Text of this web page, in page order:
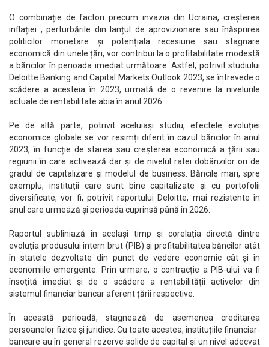
O combinație de factori precum invazia din Ucraina, creșterea
inflației , perturbările din lanțul de aprovizionare sau înăsprirea
politicilor monetare și potențiala recesiune sau stagnare
economică din unele țări, vor contribui la o profitabilitate modestă
a băncilor în perioada imediat următoare. Astfel, potrivit studiului
Deloitte Banking and Capital Markets Outlook 2023, se întrevede o
scădere a acesteia în 2023, urmată de o revenire la nivelurile
actuale de rentabilitate abia în anul 2026.
Pe de altă parte, potrivit aceluiași studiu, efectele evoluției
economice globale se vor resimți diferit în cazul băncilor în anul
2023, în funcție de starea sau creșterea economică a țării sau
regiunii în care activează dar și de nivelul ratei dobânzilor ori de
gradul de capitalizare și modelul de business. Băncile mari, spre
exemplu, instituții care sunt bine capitalizate și cu portofolii
diversificate, vor fi, potrivit raportului Deloitte, mai rezistente în
anul care urmează și perioada cuprinsă până în 2026.
Raportul subliniază în același timp și corelația directă dintre
evoluția produsului intern brut (PIB) și profitabilitatea băncilor atât
în statele dezvoltate din punct de vedere economic cât și în
economiile emergente. Prin urmare, o contracție a PIB-ului va fi
însoțită imediat și de o scădere a rentabilității activelor din
sistemul financiar bancar aferent țării respective.
În această perioadă, stagnează de asemenea creditarea
persoanelor fizice și juridice. Cu toate acestea, instituțiile financiar-
bancare au în general rezerve solide de capital și un nivel adecvat